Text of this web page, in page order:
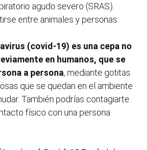
agudo severo (SRAS).
entre animales y personas.
(covid-19) es una cepa no
en humanos, que se
a persona, mediante gotitas
que se quedan en el ambiente
También podrías contagiarte
físico con una persona